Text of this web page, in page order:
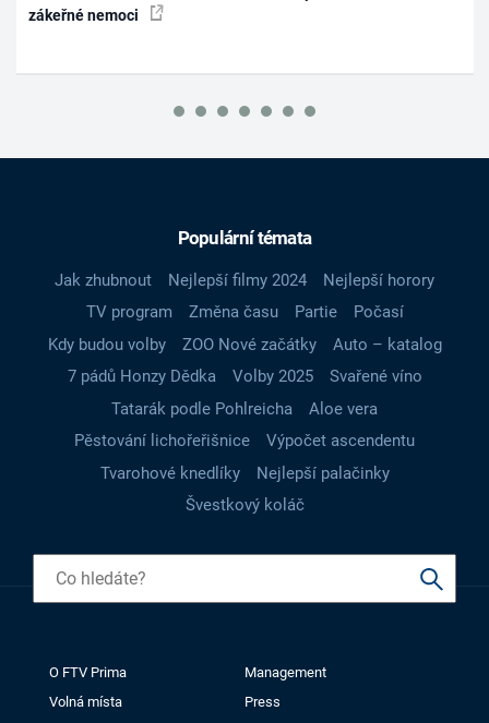
zákeřné nemoci
Populární témata
Jak zhubnout Nejlepší filmy 2024
Nejlepší horory
TV program
Změna času Partie
Počasí
Kdy budou volby
ZOO Nové začátky
Auto – katalog
7 pádů Honzy Dědka
Volby 2025
Svařené víno
Tatarák podle Pohlreicha
Aloe vera
Pěstování lichořeřišnice
Výpočet ascendentu
Tvarohové knedlíky
Nejlepší palačinky
Švestkový koláč
O FTV Prima
Management
Volná místa
Press